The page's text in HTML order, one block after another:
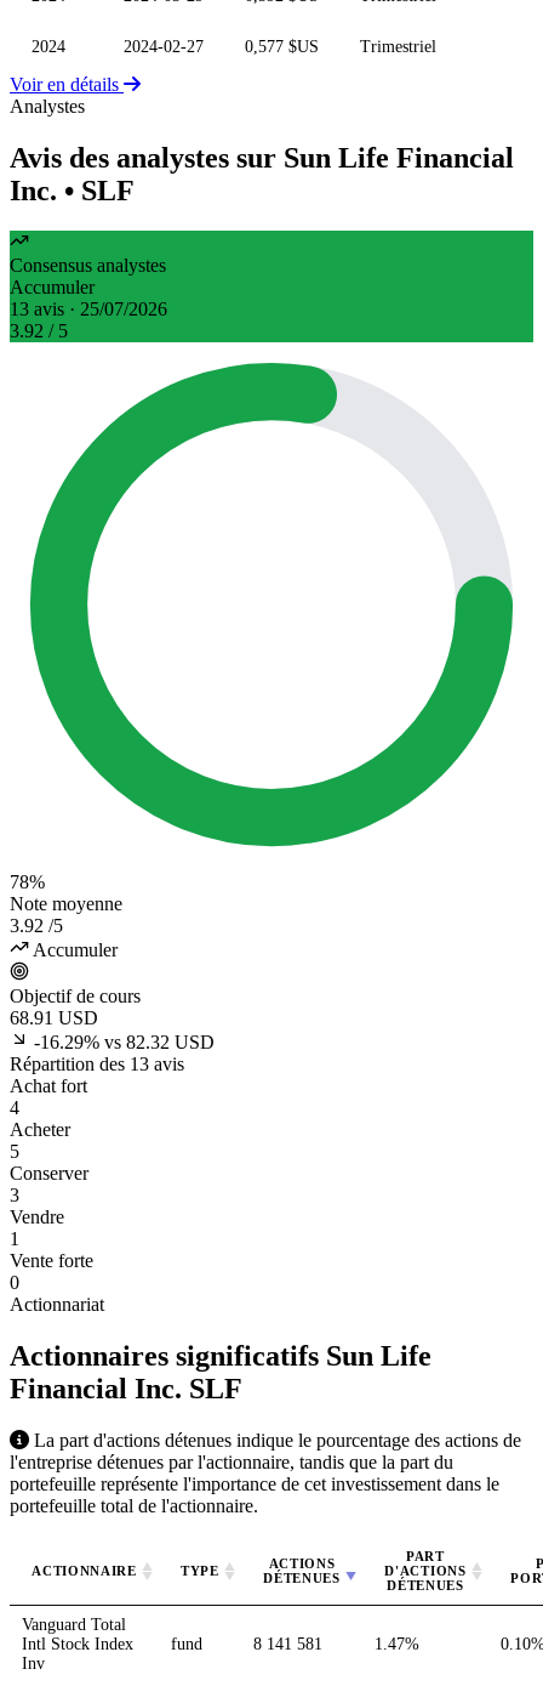
2024 2024-02-27 0,577 $US Trimestriel
Voir en détails
Analystes
Avis des analystes sur Sun Life Financial
Inc. • SLF
Consensus analystes
Accumuler
13 avis · 25/07/2026
3.92 / 5
78%
Note moyenne
3.92 /5
Accumuler
Objectif de cours
68.91 USD
-16.29% vs 82.32 USD
Répartition des 13 avis
Achat fort
4
Acheter
5
Conserver
3
Vendre
1
Vente forte
0
Actionnariat
Actionnaires significatifs Sun Life
Financial Inc. SLF
La part d'actions détenues indique le pourcentage des actions de
l'entreprise détenues par l'actionnaire, tandis que la part du
portefeuille représente l'importance de cet investissement dans le
portefeuille total de l'actionnaire.
ACTIONNAIRE TYPE
ACTIONS
DÉTENUES
PART
D'ACTIONS
DÉTENUES
Vanguard Total
Intl Stock Index
Inv
fund 8 141 581 1.47%